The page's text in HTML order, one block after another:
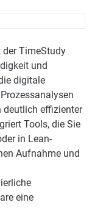
der TimeStudy
und
digitale
deutlich effizienter
Tools, die Sie
in Lean-
Aufnahme und
eine